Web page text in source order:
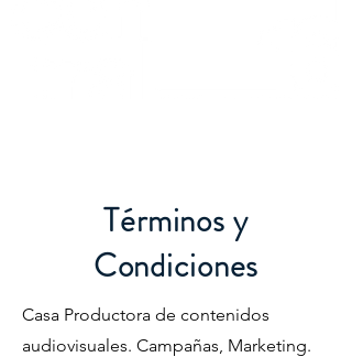
Términos y
Condiciones
Casa Productora de contenidos
audiovisuales. Campañas, Marketing.